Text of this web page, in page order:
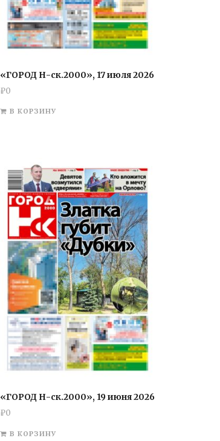
«ГОРОД Н-ск.2000», 17 июля 2026
₽0
В КОРЗИНУ
«ГОРОД Н-ск.2000», 19 июня 2026
₽0
В КОРЗИНУ